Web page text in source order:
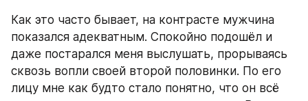
Как это часто бывает, на контрасте мужчина
показался адекватным. Спокойно подошёл и
даже постарался меня выслушать, прорываясь
сквозь вопли своей второй половинки. По его
лицу мне как будто стало понятно, что он всё